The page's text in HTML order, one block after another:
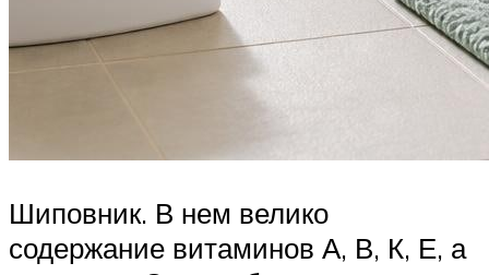
Шиповник. В нем велико
содержание витаминов А, В, К, Е, а